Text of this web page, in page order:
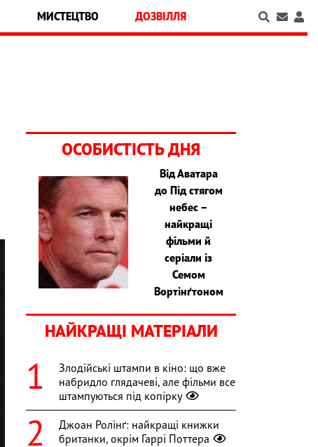
МИСТЕЦТВО ДОЗВІЛЛЯ
ОСОБИСТІСТЬ ДНЯ
Від Аватара
до Під стягом
небес –
найкращі
фільми й
серіали із
Семом
Вортінґтоном
НАЙКРАЩІ МАТЕРІАЛИ
Злодійські штампи в кіно: що вже
набридло глядачеві, але фільми все
штампуються під копірку
Джоан Ролінґ: найкращі книжки
британки, окрім Гаррі Поттера